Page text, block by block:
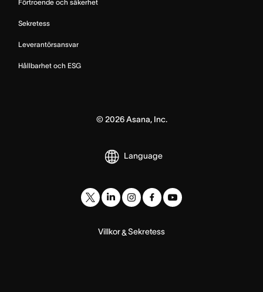
Förtroende och säkerhet
Sekretess
Leverantörsansvar
Hållbarhet och ESG
© 2026Asana, Inc.
Language
Villkor&Sekretess